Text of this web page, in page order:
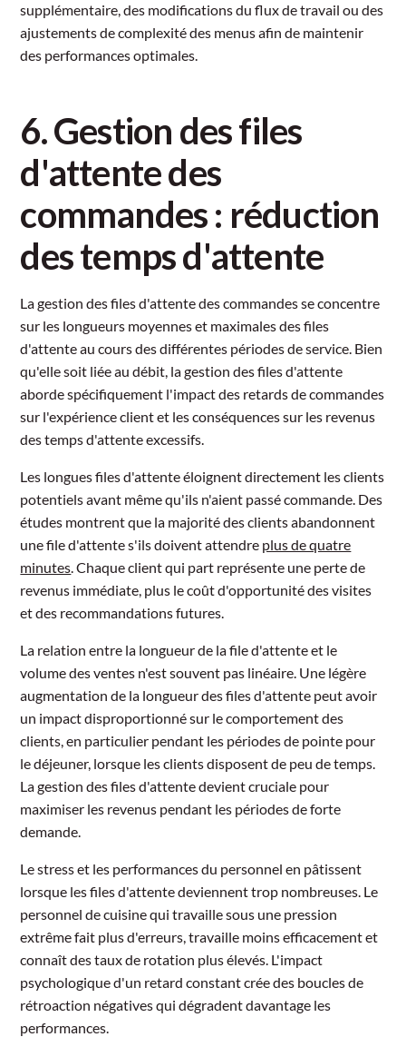
supplémentaire, des modifications du flux de travail ou des
ajustements de complexité des menus afin de maintenir
des performances optimales.
6. Gestion des files
d'attente des
commandes : réduction
des temps d'attente
La gestion des files d'attente des commandes se concentre
sur les longueurs moyennes et maximales des files
d'attente au cours des différentes périodes de service. Bien
qu'elle soit liée au débit, la gestion des files d'attente
aborde spécifiquement l'impact des retards de commandes
sur l'expérience client et les conséquences sur les revenus
des temps d'attente excessifs.
Les longues files d'attente éloignent directement les clients
potentiels avant même qu'ils n'aient passé commande. Des
études montrent que la majorité des clients abandonnent
une file d'attente s'ils doivent attendre plus de quatre
minutes . Chaque client qui part représente une perte de
revenus immédiate, plus le coût d'opportunité des visites
et des recommandations futures.
La relation entre la longueur de la file d'attente et le
volume des ventes n'est souvent pas linéaire. Une légère
augmentation de la longueur des files d'attente peut avoir
un impact disproportionné sur le comportement des
clients, en particulier pendant les périodes de pointe pour
le déjeuner, lorsque les clients disposent de peu de temps.
La gestion des files d'attente devient cruciale pour
maximiser les revenus pendant les périodes de forte
demande.
Le stress et les performances du personnel en pâtissent
lorsque les files d'attente deviennent trop nombreuses. Le
personnel de cuisine qui travaille sous une pression
extrême fait plus d'erreurs, travaille moins efficacement et
connaît des taux de rotation plus élevés. L'impact
psychologique d'un retard constant crée des boucles de
rétroaction négatives qui dégradent davantage les
performances.